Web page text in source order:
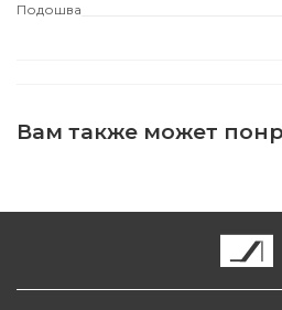
Подошва
Вам также может